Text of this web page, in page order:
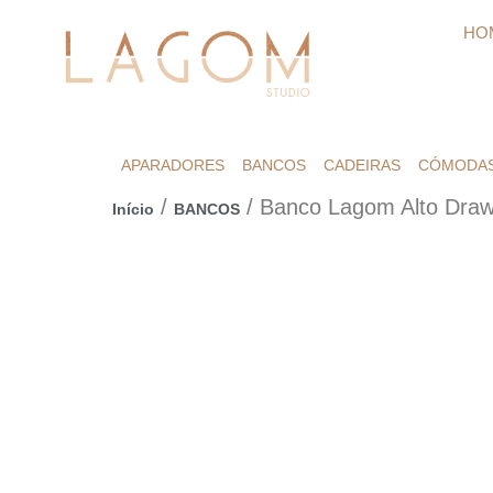
APARADORES BANCOS CADEIRAS
Início / BANCOS / Banco Lagom Alto